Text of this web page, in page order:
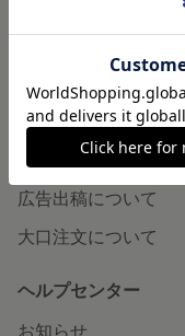
minneの本
企業の方へ
広告出稿について
大口注文について
ヘルプセンター
お知らせ